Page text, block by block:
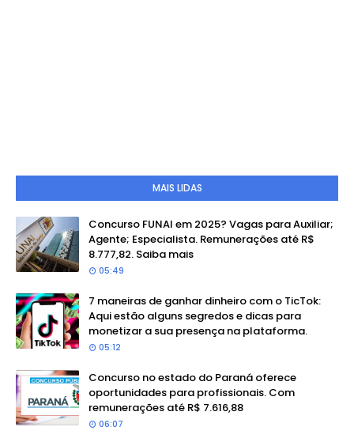
MAIS LIDAS
Concurso FUNAI em 2025? Vagas para Auxiliar;
Agente; Especialista. Remunerações até R$
8.777,82. Saiba mais
05:49
7 maneiras de ganhar dinheiro com o TicTok:
Aqui estão alguns segredos e dicas para
monetizar a sua presença na plataforma.
05:12
Concurso no estado do Paraná oferece
oportunidades para profissionais. Com
remunerações até R$ 7.616,88
06:07